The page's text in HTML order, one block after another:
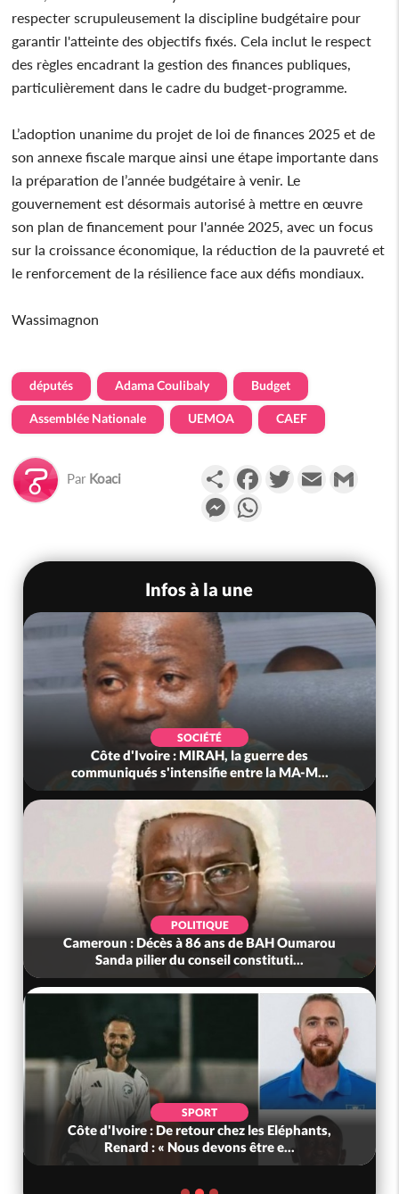
respecter scrupuleusement la discipline budgétaire pour
garantir l'atteinte des objectifs fixés. Cela inclut le respect
des règles encadrant la gestion des finances publiques,
particulièrement dans le cadre du budget-programme.
L’adoption unanime du projet de loi de finances 2025 et de
son annexe fiscale marque ainsi une étape importante dans
la préparation de l’année budgétaire à venir. Le
gouvernement est désormais autorisé à mettre en œuvre
son plan de financement pour l'année 2025, avec un focus
sur la croissance économique, la réduction de la pauvreté et
le renforcement de la résilience face aux défis mondiaux.
Wassimagnon
députés Adama Coulibaly Budget
Assemblée Nationale UEMOA CAEF
Par Koaci PartagerFacebookTwitterEmail
Messenger
Infos à la une
SOCIÉTÉ
Côte d'Ivoire : MIRAH, la guerre des
communiqués s'intensifie entre la MA-M...
POLITIQUE
Cameroun : Décès à 86 ans de BAH Oumarou
Sanda pilier du conseil constituti...
SPORT
Côte d'Ivoire : De retour chez les Eléphants,
Renard : « Nous devons être e...